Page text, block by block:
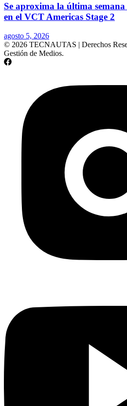
Se aproxima la última semana
en el VCT Americas Stage 2
agosto 5, 2026
© 2026 TECNAUTAS | Derechos
Gestión de Medios.